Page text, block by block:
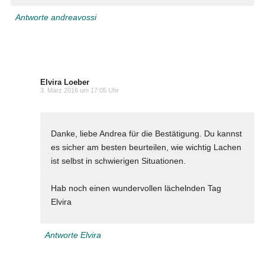
Antworte andreavossi
Elvira Loeber
3. März 2016 um 17:05 Uhr
Danke, liebe Andrea für die Bestätigung. Du kannst
es sicher am besten beurteilen, wie wichtig Lachen
ist selbst in schwierigen Situationen.
Hab noch einen wundervollen lächelnden Tag
Elvira
Antworte Elvira